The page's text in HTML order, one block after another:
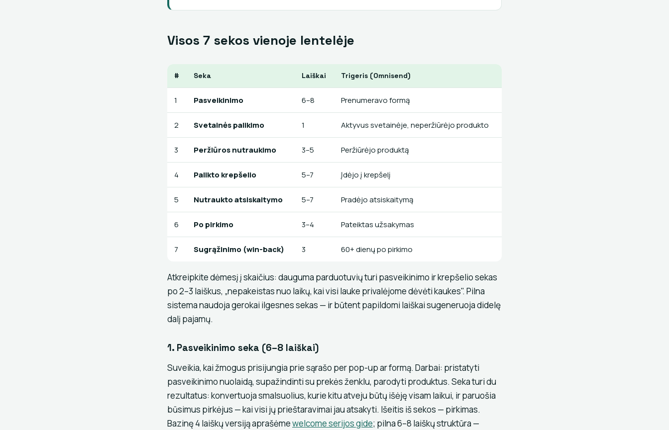
Visos 7 sekos vienoje lentelėje
# Seka Laiškai Trigeris (Omnisend)
1 Pasveikinimo 6–8 Prenumeravo formą
2 Svetainės palikimo 1 Aktyvus svetainėje, neperžiūrėjo produkto
3 Peržiūros nutraukimo 3–5 Peržiūrėjo produktą
4 Palikto krepšelio 5–7 Įdėjo į krepšelį
5 Nutraukto atsiskaitymo 5–7 Pradėjo atsiskaitymą
6 Po pirkimo 3–4 Pateiktas užsakymas
7 Sugrąžinimo (win-back) 3 60+ dienų po pirkimo
Atkreipkite dėmesį į skaičius: dauguma parduotuvių turi pasveikinimo ir krepšelio sekas
po 2–3 laiškus, „nepakeistas nuo laikų, kai visi lauke privalėjome dėvėti kaukes". Pilna
sistema naudoja gerokai ilgesnes sekas — ir būtent papildomi laiškai sugeneruoja didelę
dalį pajamų.
1. Pasveikinimo seka (6–8 laiškai)
Suveikia, kai žmogus prisijungia prie sąrašo per pop-up ar formą. Darbai: pristatyti
pasveikinimo nuolaidą, supažindinti su prekės ženklu, parodyti produktus. Seka turi du
rezultatus: konvertuoja smalsuolius, kurie kitu atveju būtų išėję visam laikui, ir paruošia
būsimus pirkėjus — kai visi jų prieštaravimai jau atsakyti. Išeitis iš sekos — pirkimas.
Bazinę 4 laiškų versiją aprašėmewelcome serijos gide; pilna 6–8 laiškų struktūra —